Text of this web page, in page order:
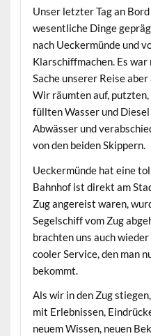
Unser letzter Tag an
wesentliche Dinge
nach Ueckermünde und
Klarschiffmachen. Es
Sache unserer Reise
Wir räumten auf, putzten,
füllten Wasser und
Abwässer und
von den beiden Skippern.
Ueckermünde hat eine
Bahnhof ist direkt am
Zug angereist waren,
Segelschiff vom Zug
brachten uns auch
cooler Service, den man
bekommt.
Als wir in den Zug
mit Erlebnissen,
neuem Wissen, neuen